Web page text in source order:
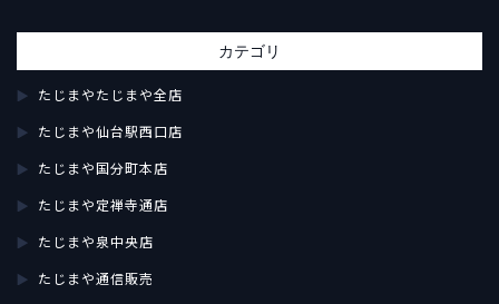
カテゴリ
たじまやたじまや全店
たじまや仙台駅西口店
たじまや国分町本店
たじまや定禅寺通店
たじまや泉中央店
たじまや通信販売